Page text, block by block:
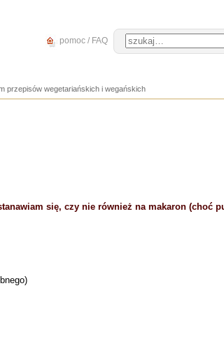
pomoc / FAQ
przepisów wegetariańskich i wegańskich
się, czy nie również na makaron (choć